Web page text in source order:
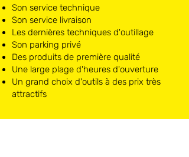
Son service technique
Son service livraison
Les dernières techniques d'outillage
Son parking privé
Des produits de première qualité
Une large plage d'heures d'ouverture
Un grand choix d'outils à des prix très
attractifs